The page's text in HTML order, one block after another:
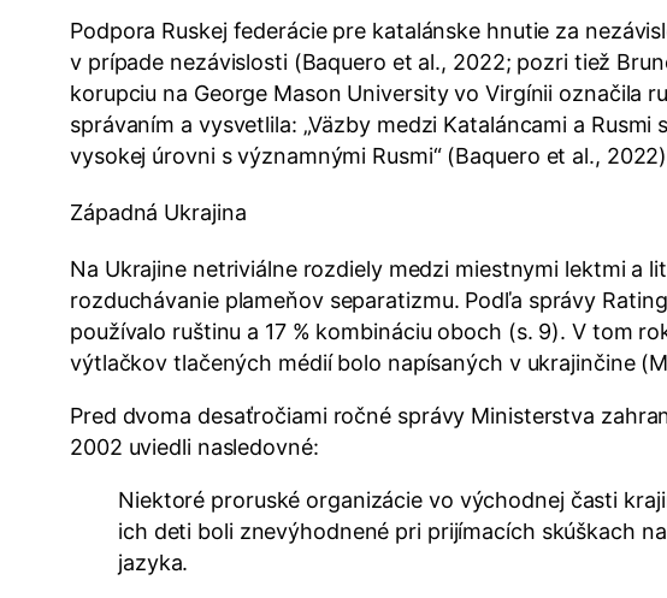
Podpora Ruskej federácie pre katalánske hnutie za
v prípade nezávislosti (Baquero et al., 2022; pozri tiež
korupciu na George Mason University vo Virgínii označila
správaním a vysvetlila: „Väzby medzi Kataláncami a
vysokej úrovni s významnými Rusmi“ (Baquero et al.,
Západná Ukrajina
Na Ukrajine netriviálne rozdiely medzi miestnymi lektmi
rozduchávanie plameňov separatizmu. Podľa správy
používalo ruštinu a 17 % kombináciu oboch (s. 9). V tom
výtlačkov tlačených médií bolo napísaných v ukrajinčine
Pred dvoma desaťročiami ročné správy Ministerstva
2002 uviedli nasledovné:
Niektoré proruské organizácie vo východnej časti
ich deti boli znevýhodnené pri prijímacích skúškach
jazyka.